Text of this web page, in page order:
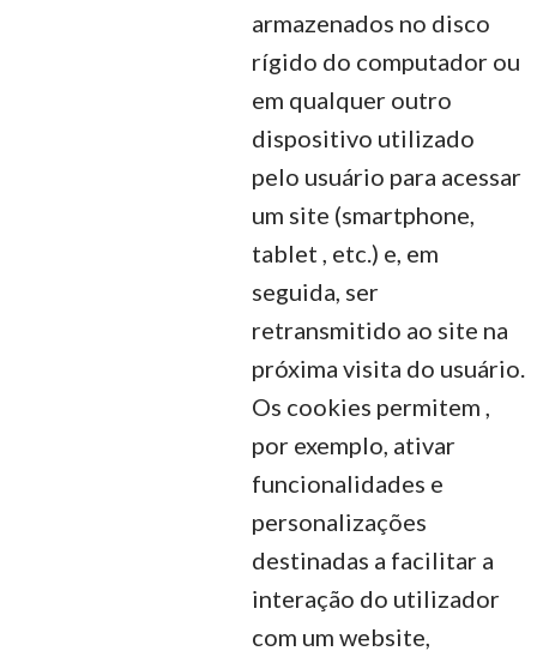
armazenados no disco
rígido do computador ou
em qualquer outro
dispositivo utilizado
pelo usuário para acessar
um site (smartphone,
tablet , etc.) e, em
seguida, ser
retransmitido ao site na
próxima visita do usuário.
Os cookies permitem ,
por exemplo, ativar
funcionalidades e
personalizações
destinadas a facilitar a
interação do utilizador
com um website,